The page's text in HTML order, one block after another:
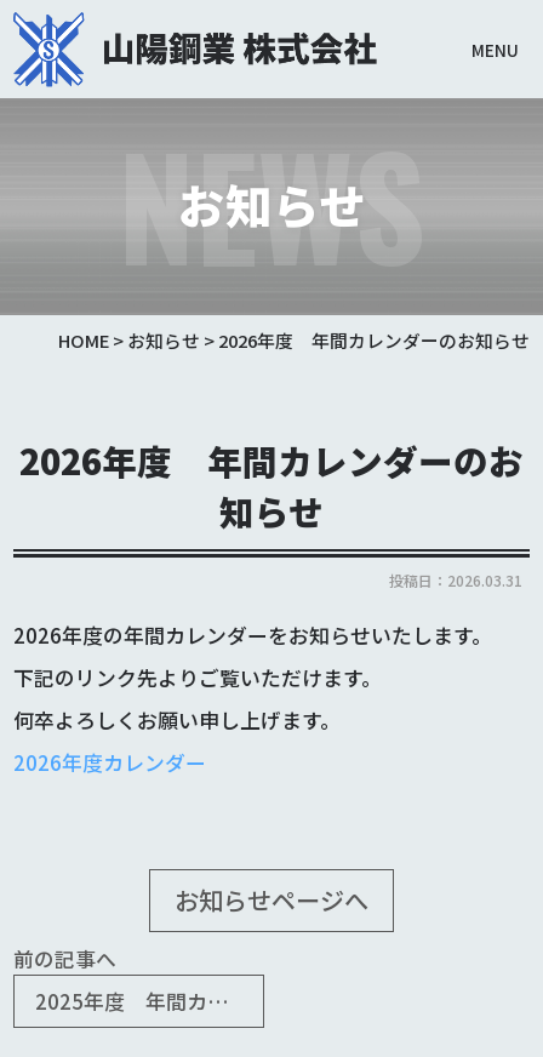
MENU
お知らせ
NEWS
HOME>お知らせ >2026年度 年間カレンダーのお知らせ
2026年度 年間カレンダーのお
知らせ
投稿日：2026.03.31
2026年度の年間カレンダーをお知らせいたします。
下記のリンク先よりご覧いただけます。
何卒よろしくお願い申し上げます。
2026年度カレンダー
お知らせページへ
前の記事へ
2025年度 年間カレンダーのお知らせ